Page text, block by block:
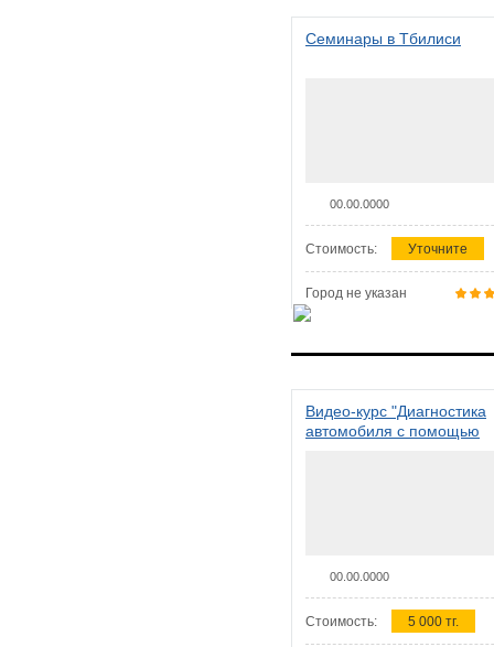
Семинары в Тбилиси
00.00.0000
Стоимость: Уточните
Город не указан
Видео-курс "Диагностика
автомобиля с помощью
00.00.0000
Стоимость: 5 000 тг.